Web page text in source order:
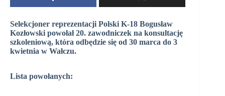
Selekcjoner reprezentacji Polski K-18 Bogusław
Kozłowski powołał 20. zawodniczek na konsultację
szkoleniową, która odbędzie się od 30 marca do 3
kwietnia w Wałczu.
Lista powołanych: